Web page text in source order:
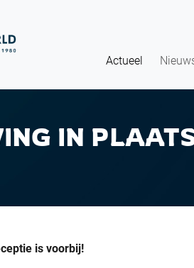
Actueel
IN
is voorbij!